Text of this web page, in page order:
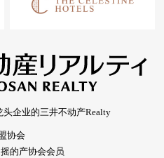
头企业的三井不动产Realty
协会
的产协会会员